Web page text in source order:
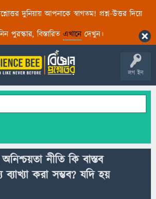
দুনিয়ায় আপনাকে স্বাগতম! প্রশ্ন-উত্তর দিয়ে
পুরস্কার, বিস্তারিত এখানেদেখুন।
লগ ইন
নীতি কি বাস্তব
ব্যাখ্যা করা সম্ভব? যদি হয়